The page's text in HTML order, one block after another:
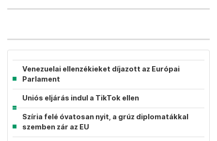
Venezuelai ellenzékieket díjazott az Európai
Parlament
Uniós eljárás indul a TikTok ellen
Szíria felé óvatosan nyit, a grúz diplomatákkal
szemben zár az EU